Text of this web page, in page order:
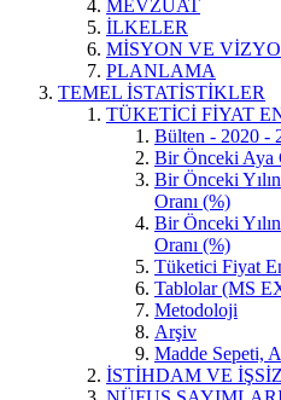
MEVZUAT
İLKELER
MİSYON VE
PLANLAMA
TEMEL İSTATİSTİKLER
TÜKETİCİ FİYAT
Bülten - 2020 -
Bir Önceki Aya
Bir Önceki
Oranı (%)
Bir Önceki
Oranı (%)
Tüketici Fiyat
Tablolar (MS
Metodoloji
Arşiv
Madde Sepeti,
İSTİHDAM VE